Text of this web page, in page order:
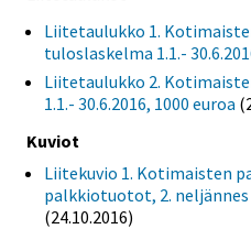
Liitetaulukko 1.
tuloslaskelma 1.1.-
Liitetaulukko 2.
1.1.- 30.6.2016, 1000 euroa
Kuviot
Liitekuvio 1. Kotimaisten
palkkiotuotot, 2. neljännes
(24.10.2016)